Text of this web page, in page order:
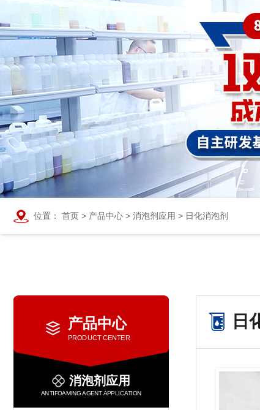
位置： 首页 > 产品中心 > 消泡剂应用 > 日化消泡剂
产品中心
PRODUCT CENTER
消泡剂应用
ANTIFOAMING AGENT APPLICATION
日